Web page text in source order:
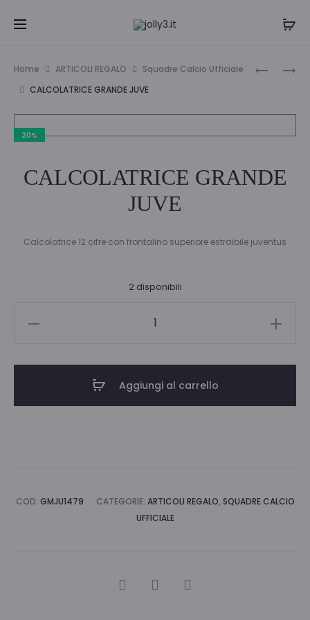
i
E
38
Home ARTICOLI REGALO
Squadre Calcio Ufficiale
CALCOLATRICE GRANDE JUVE
20%
CALCOLATRICE GRANDE
JUVE
Calcolatrice 12 cifre con frontalino superiore estraibile juventus
2 disponibili
Aggiungi al carrello
COD: GMJU1479 CATEGORIE: ARTICOLI REGALO, SQUADRE CALCIO
UFFICIALE
CONDIVIDI